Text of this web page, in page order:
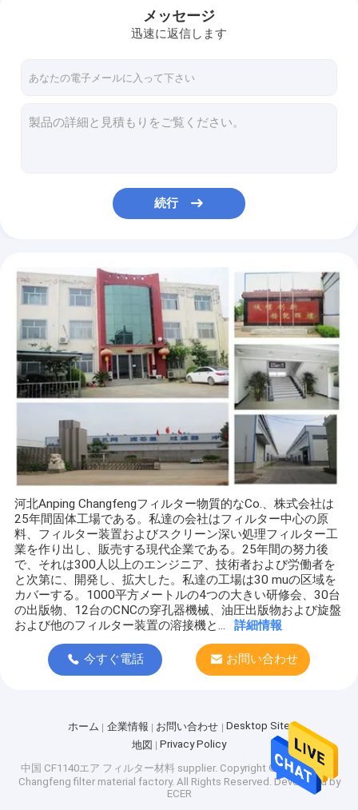
27%の樹脂の内容のHepaのエア フィルターのペーパー、0.2ミクロンのろ紙
380 Kpa Hepaのろ紙はPTFEの膜の二重味方された網を広げる
H11 H12 H13 H14のガラス繊維のペーパー、10-110Pa抵抗HEPAカーボン布
二重味方されたHEPAはHVACフィルターのためのろ紙0.38-0.55mmの厚さを
非編まれた0.3ミクロンのHepaのろ紙H12のレベルのポリプロピレン材料
99.8%ガス タービンのエア フィルターのためのガラス繊維のろ紙25*25*4のインチ
99.8% HEPAのろ紙、化学繊維50ミクロンのろ紙
32-1100mm自動車フィルター製造業機械はコンピュータ化した
メッセージ
迅速に返信します
続行
河北Anping Changfengフィルター物質的なCo.、株式会社は
25年間固体工場である。私達の会社はフィルター中心の原
料、フィルター装置およびスクリーン深い処理フィルター工
業を作り出し、販売する現代企業である。25年間の努力後
で、それは300人以上のエンジニア、技術者および労働者を
と次第に、開発し、拡大した。私達の工場は30 muの区域を
カバーする。1000平方メートルの4つの大きい研修会、30台
の出版物、12台のCNCの穿孔器機械、油圧出版物および旋盤
および他のフィルター装置の溶接機と...
詳細情報
今すぐ電話 お問い合わせ
ホーム 企業情報 お問い合わせ
Desktop Site
地図
Privacy Policy
中国 CF1140エア フィルター材料 supplier. Copyright © 2026 Anping
Changfeng filter material factory. All Rights Reserved. Developed by
ECER